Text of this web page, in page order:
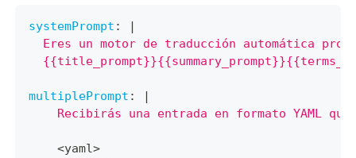
systemPrompt :
|
Eres un motor de traducción automática
multiplePrompt :
|
Recibirás una entrada en formato YAML
    <yaml
>